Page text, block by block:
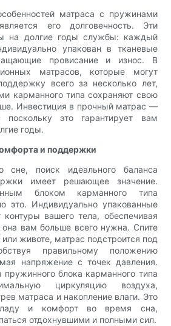
матраса с пружинами
его долговечность. Эти
на долгие годы службы: каждый
упакован в тканевые
провисание и износ. В
матрасов, которые могут
всего за несколько лет,
карманного типа сохраняют свою
Инвестиция в прочный матрас —
поскольку это гарантирует вам
годы.
и поддержки
сне, поиск идеального баланса
имеет решающее значение.
блоком карманного типа
это. Индивидуально упакованные
вашего тела, обеспечивая
вам больше всего нужна. Спите
животе, матрас подстроится под
правильному положению
напряжение с точек давления.
пружинного блока карманного типа
циркуляцию воздуха,
матраса и накопление влаги. Это
и комфорт во время сна,
отдохнувшими и полными сил.